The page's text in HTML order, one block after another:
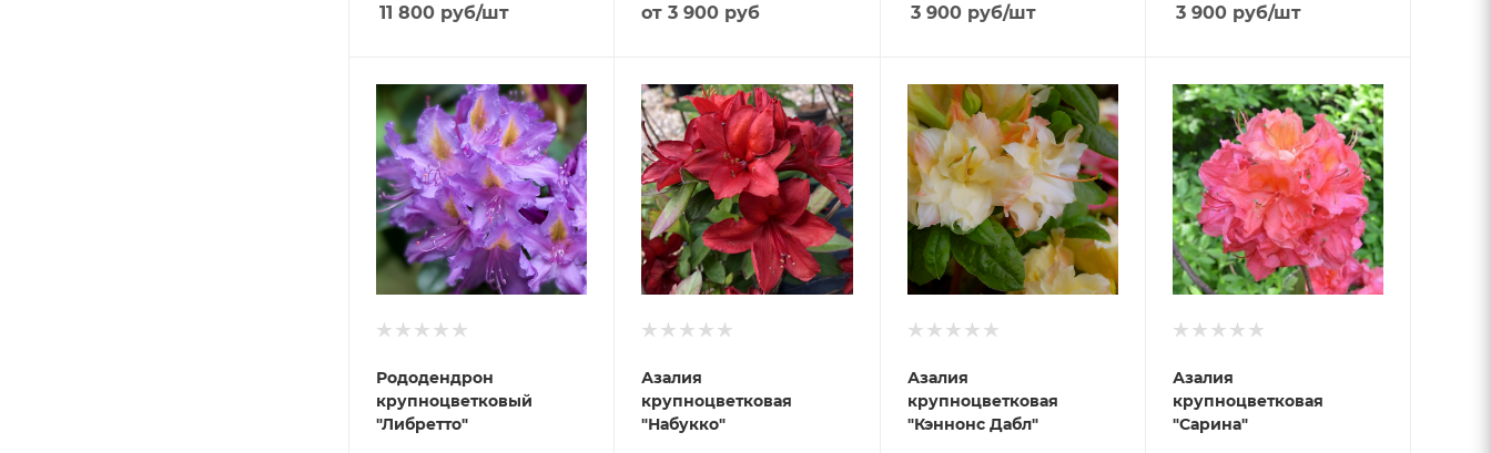
11 800 руб/шт от3 900 руб 3 900руб/шт 3 900руб/шт
Рододендрон
крупноцветковый
"Либретто"
Азалия
крупноцветковая
"Набукко"
Азалия
крупноцветковая
"Кэннонс Дабл"
Азалия
крупноцветковая
"Сарина"